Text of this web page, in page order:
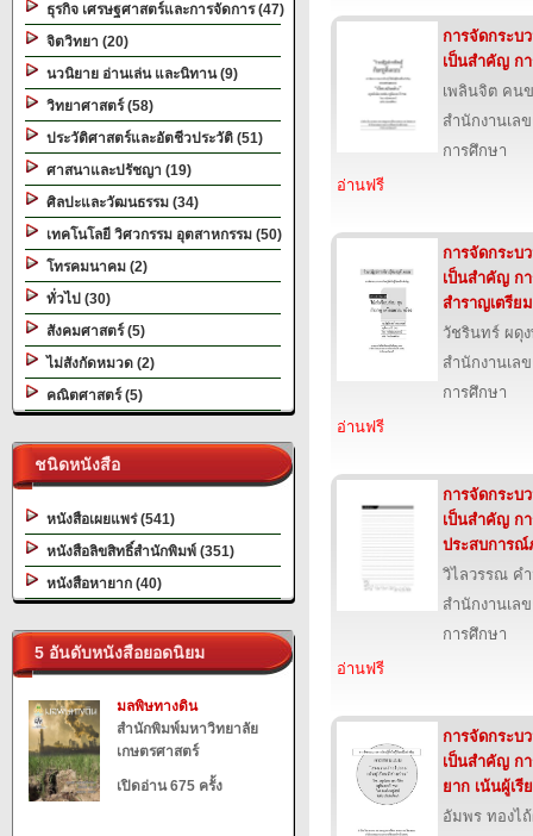
ธุรกิจ เศรษฐศาสตร์และการจัดการ (47)
จิตวิทยา (20)
นวนิยาย อ่านเล่น และนิทาน (9)
วิทยาศาสตร์ (58)
ประวัติศาสตร์และอัตชีวประวัติ (51)
ศาสนาและปรัชญา (19)
ศิลปะและวัฒนธรรม (34)
เทคโนโลยี วิศวกรรม อุตสาหกรรม (50)
โทรคมนาคม (2)
ทั่วไป (30)
สังคมศาสตร์ (5)
ไม่สังกัดหมวด (2)
คณิตศาสตร์ (5)
ชนิดหนังสือ
หนังสือเผยแพร่ (541)
หนังสือลิขสิทธิ์สำนักพิมพ์ (351)
หนังสือหายาก (40)
5 อันดับหนังสือยอดนิยม
มลพิษทางดิน
สำนักพิมพ์มหาวิทยาลัย
เกษตรศาสตร์
เปิดอ่าน 675 ครั้ง
การจัดกระบ
เป็นสำคัญ ก
เพลินจิต คน
สำนักงานเล
การศึกษา
อ่านฟรี
การจัดกระบ
เป็นสำคัญ ก
สำราญเตรีย
วัชรินทร์ ผดุ
สำนักงานเล
การศึกษา
อ่านฟรี
การจัดกระบ
เป็นสำคัญ ก
ประสบการ
วิไลวรรณ ค
สำนักงานเล
การศึกษา
อ่านฟรี
การจัดกระบ
เป็นสำคัญ ก
ยาก เน้นผู้เ
อัมพร ทองไ